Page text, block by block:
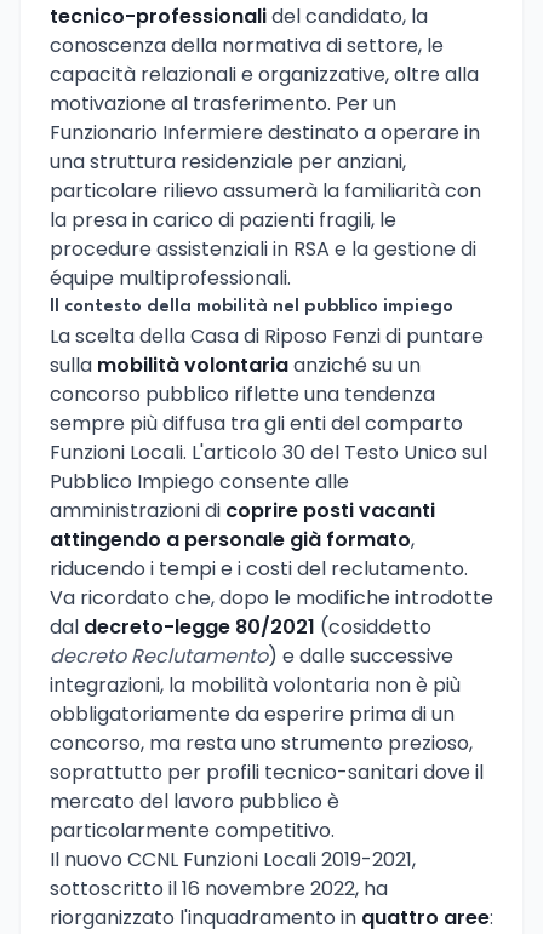
tecnico-professionalidel candidato, la
conoscenza della normativa di settore, le
capacità relazionali e organizzative, oltre alla
motivazione al trasferimento. Per un
Funzionario Infermiere destinato a operare in
una struttura residenziale per anziani,
particolare rilievo assumerà la familiarità con
la presa in carico di pazienti fragili, le
procedure assistenziali in RSA e la gestione di
équipe multiprofessionali.
Il contesto della mobilità nel pubblico impiego
La scelta della Casa di Riposo Fenzi di puntare
sulla mobilità volontariaanziché su un
concorso pubblico riflette una tendenza
sempre più diffusa tra gli enti del comparto
Funzioni Locali. L'articolo 30 del Testo Unico sul
Pubblico Impiego consente alle
amministrazioni di coprire posti vacanti
attingendo a personale già formato,
riducendo i tempi e i costi del reclutamento.
Va ricordato che, dopo le modifiche introdotte
dal decreto-legge 80/2021 (cosiddetto
decreto Reclutamento) e dalle successive
integrazioni, la mobilità volontaria non è più
obbligatoriamente da esperire prima di un
concorso, ma resta uno strumento prezioso,
soprattutto per profili tecnico-sanitari dove il
mercato del lavoro pubblico è
particolarmente competitivo.
Il nuovo CCNL Funzioni Locali 2019-2021,
sottoscritto il 16 novembre 2022, ha
riorganizzato l'inquadramento in quattro aree: